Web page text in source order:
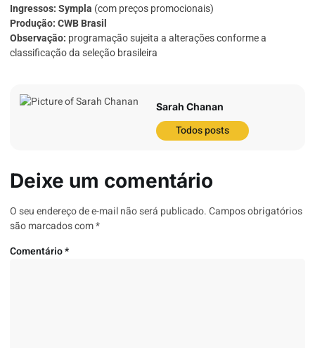
Ingressos: Sympla (com preços promocionais)
Produção: CWB Brasil
Observação: programação sujeita a alterações conforme a
classificação da seleção brasileira
Sarah Chanan
Todos posts
Deixe um comentário
O seu endereço de e-mail não será publicado.Campos obrigatórios
são marcados com*
Comentário*